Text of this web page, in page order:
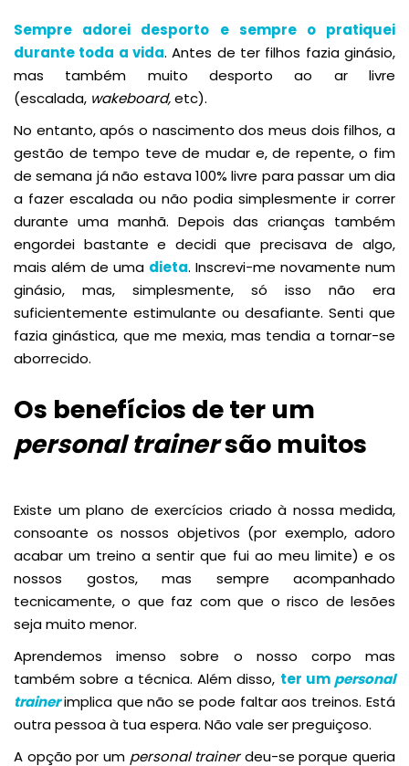
Sempre adorei desporto e sempre o pratiquei
durante toda a vida. Antes de ter filhos fazia ginásio,
mas também muito desporto ao ar livre
(escalada, wakeboard,etc).
No entanto, após o nascimento dos meus dois filhos, a
gestão de tempo teve de mudar e, de repente, o fim
de semana já não estava 100% livre para passar um dia
a fazer escalada ou não podia simplesmente ir correr
durante uma manhã. Depois das crianças também
engordei bastante e decidi que precisava de algo,
mais além de uma dieta. Inscrevi-me novamente num
ginásio, mas, simplesmente, só isso não era
suficientemente estimulante ou desafiante. Senti que
fazia ginástica, que me mexia, mas tendia a tornar-se
aborrecido.
Os benefícios de ter um
personal trainersão muitos
Existe um plano de exercícios criado à nossa medida,
consoante os nossos objetivos (por exemplo, adoro
acabar um treino a sentir que fui ao meu limite) e os
nossos gostos, mas sempre acompanhado
tecnicamente, o que faz com que o risco de lesões
seja muito menor.
Aprendemos imenso sobre o nosso corpo mas
também sobre a técnica. Além disso, ter um personal
trainerimplica que não se pode faltar aos treinos. Está
outra pessoa à tua espera. Não vale ser preguiçoso.
A opção por um personal trainerdeu-se porque queria